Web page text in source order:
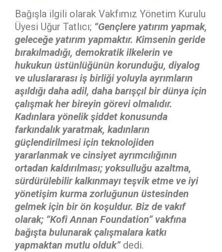
Bağışla ilgili olarak Vakfımız Yönetim Kurulu
Üyesi Uğur Tatlıcı; “Gençlere yatırım yapmak,
geleceğe yatırım yapmaktır. Kimsenin geride
bırakılmadığı, demokratik ilkelerin ve
hukukun üstünlüğünün korunduğu, diyalog
ve uluslararası iş birliği yoluyla ayrımların
aşıldığı daha adil, daha barışçıl bir dünya için
çalışmak her bireyin görevi olmalıdır.
Kadınlara yönelik şiddet konusunda
farkındalık yaratmak, kadınların
güçlendirilmesi için teknolojiden
yararlanmak ve cinsiyet ayrımcılığının
ortadan kaldırılması; yoksulluğu azaltma,
sürdürülebilir kalkınmayı teşvik etme ve iyi
yönetişim kurma zorluğunun üstesinden
gelmek için bir ön koşuldur. Biz de vakıf
olarak; “Kofi Annan Foundation” vakfına
bağışta bulunarak çalışmalara katkı
yapmaktan mutlu olduk” dedi.